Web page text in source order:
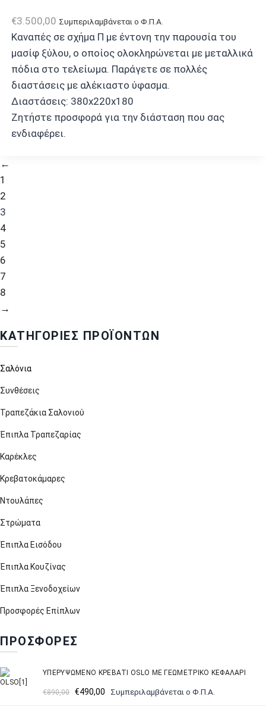
€3.500,00 Συμπεριλαμβάνεται ο Φ.Π.Α.
Kαναπές σε σχήμα Π με έντονη την παρουσία του
μασίφ ξύλου, ο οποίος ολοκληρώνεται με μεταλλικά
πόδια στο τελείωμα. Παράγετε σε πολλές
διαστάσεις με αλέκιαστο ύφασμα.
Διαστάσεις: 380x220x180
Ζητήστε προσφορά για την διάσταση που σας
ενδιαφέρει.
←
1
2
3
4
5
6
7
8
→
ΚΑΤΗΓΟΡΊΕΣ ΠΡΟΪΌΝΤΩΝ
Σαλόνια
Συνθέσεις
Τραπεζάκια Σαλονιού
Έπιπλα Τραπεζαρίας
Καρέκλες
Κρεβατοκάμαρες
Ντουλάπες
Στρώματα
Έπιπλα Εισόδου
Έπιπλα Κουζίνας
Έπιπλα Ξενοδοχείων
Προσφορές Επίπλων
ΠΡΟΣΦΟΡΕΣ
ΥΠΕΡΥΨΩΜΈΝΟ ΚΡΕΒΆΤΙ OSLO ΜΕ ΓΕΩΜΕΤΡΙΚΌ ΚΕΦΑΛΆΡΙ
€890,00
Original
€490,00
Η
Συμπεριλαμβάνεται ο Φ.Π.Α.